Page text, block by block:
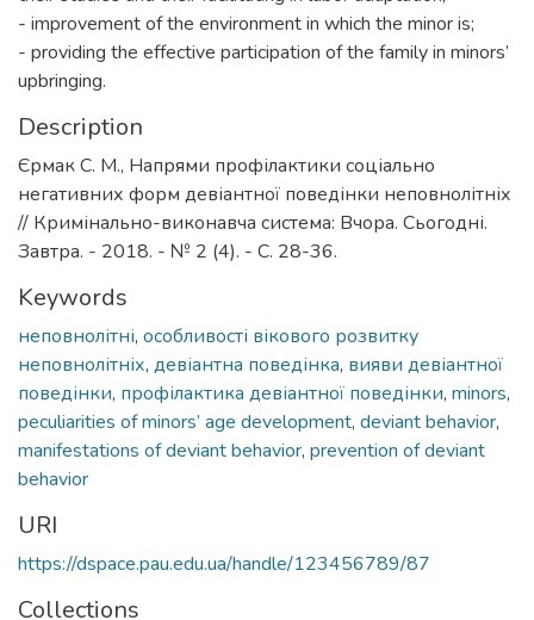
- improvement of the environment in which the minor is;
- providing the effective participation of the family in minors’
upbringing.
Description
Єрмак С. М., Напрями профілактики соціально
негативних форм девіантної поведінки неповнолітніх
// Кримінально-виконавча система: Вчора. Сьогодні.
Завтра. - 2018. - № 2 (4). - С. 28-36.
Keywords
неповнолітні, особливості вікового розвитку
неповнолітніх, девіантна поведінка, вияви девіантної
поведінки, профілактика девіантної поведінки, minors,
peculiarities of minors’ age development, deviant behavior,
manifestations of deviant behavior, prevention of deviant
behavior
URI
https://dspace.pau.edu.ua/handle/123456789/87
Collections